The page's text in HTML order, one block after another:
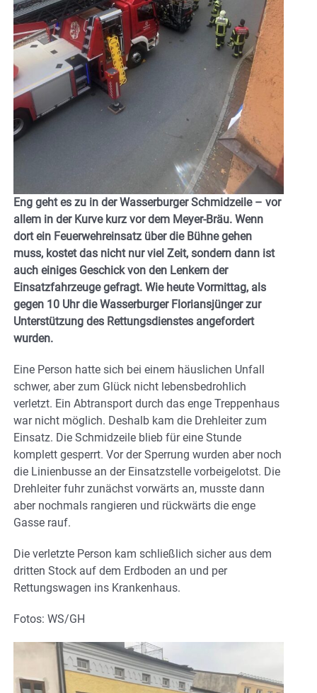
Eng geht es zu in der Wasserburger Schmidzeile – vor
allem in der Kurve kurz vor dem Meyer-Bräu. Wenn
dort ein Feuerwehreinsatz über die Bühne gehen
muss, kostet das nicht nur viel Zeit, sondern dann ist
auch einiges Geschick von den Lenkern der
Einsatzfahrzeuge gefragt. Wie heute Vormittag, als
gegen 10 Uhr die Wasserburger Floriansjünger zur
Unterstützung des Rettungsdienstes angefordert
wurden.
Eine Person hatte sich bei einem häuslichen Unfall
schwer, aber zum Glück nicht lebensbedrohlich
verletzt. Ein Abtransport durch das enge Treppenhaus
war nicht möglich. Deshalb kam die Drehleiter zum
Einsatz. Die Schmidzeile blieb für eine Stunde
komplett gesperrt. Vor der Sperrung wurden aber noch
die Linienbusse an der Einsatzstelle vorbeigelotst. Die
Drehleiter fuhr zunächst vorwärts an, musste dann
aber nochmals rangieren und rückwärts die enge
Gasse rauf.
Die verletzte Person kam schließlich sicher aus dem
dritten Stock auf dem Erdboden an und per
Rettungswagen ins Krankenhaus.
Fotos: WS/GH